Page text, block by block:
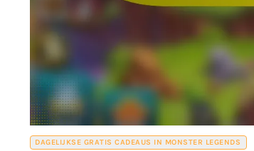
DAGELIJKSE GRATIS CADEAUS IN MONSTER LEGENDS